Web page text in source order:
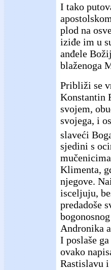
I tako
plod na
iziđe im u
anđele
blaženoga
Približi se
Konstantin
svojem,
svojega, i
slaveći
sjedini s
Klimenta,
njegove.
isceljuju,
predadoše
Andronika
I poslaše
ovako
Rastislavu